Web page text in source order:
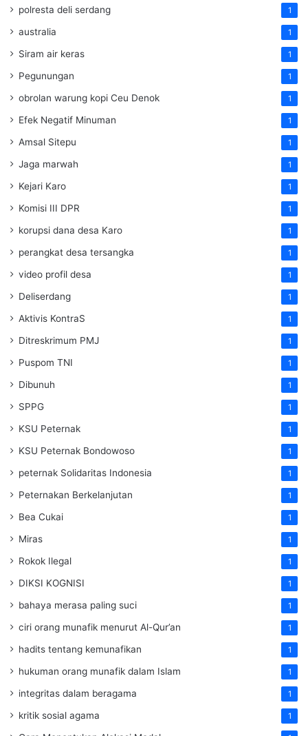
polresta deli serdang 1
australia 1
Siram air keras 1
Pegunungan 1
obrolan warung kopi Ceu Denok 1
Efek Negatif Minuman 1
Amsal Sitepu 1
Jaga marwah 1
Kejari Karo 1
Komisi III DPR 1
korupsi dana desa Karo 1
perangkat desa tersangka 1
video profil desa 1
Deliserdang 1
Aktivis KontraS 1
Ditreskrimum PMJ 1
Puspom TNI 1
Dibunuh 1
SPPG 1
KSU Peternak 1
KSU Peternak Bondowoso 1
peternak Solidaritas Indonesia 1
Peternakan Berkelanjutan 1
Bea Cukai 1
Miras 1
Rokok Ilegal 1
DIKSI KOGNISI 1
bahaya merasa paling suci 1
ciri orang munafik menurut Al-Qur’an 1
hadits tentang kemunafikan 1
hukuman orang munafik dalam Islam 1
integritas dalam beragama 1
kritik sosial agama 1